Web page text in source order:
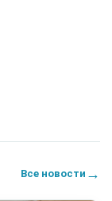
Все новости →